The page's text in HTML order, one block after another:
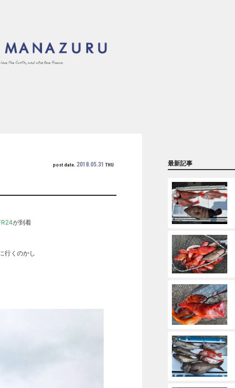
post date. 2018.05.31 THU
が到着
行くのかし
最新記事